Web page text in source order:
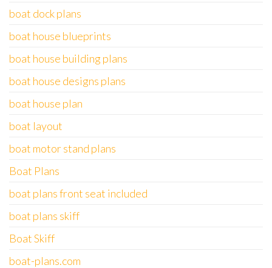
boat dock plans
boat house blueprints
boat house building plans
boat house designs plans
boat house plan
boat layout
boat motor stand plans
Boat Plans
boat plans front seat included
boat plans skiff
Boat Skiff
boat-plans.com